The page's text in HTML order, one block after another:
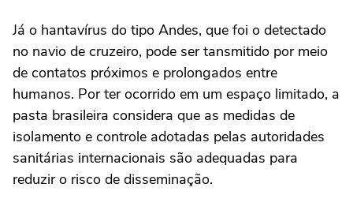
Já o hantavírus do tipo Andes, que foi o detectado
no navio de cruzeiro, pode ser tansmitido por meio
de contatos próximos e prolongados entre
humanos. Por ter ocorrido em um espaço limitado, a
pasta brasileira considera que as medidas de
isolamento e controle adotadas pelas autoridades
sanitárias internacionais são adequadas para
reduzir o risco de disseminação.